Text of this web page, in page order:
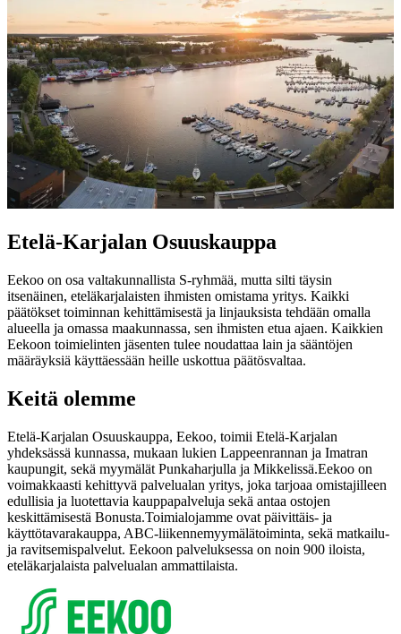
Etelä-Karjalan Osuuskauppa
Eekoo on osa valtakunnallista S-ryhmää, mutta silti täysin
itsenäinen, eteläkarjalaisten ihmisten omistama yritys. Kaikki
päätökset toiminnan kehittämisestä ja linjauksista tehdään omalla
alueella ja omassa maakunnassa, sen ihmisten etua ajaen. Kaikkien
Eekoon toimielinten jäsenten tulee noudattaa lain ja sääntöjen
määräyksiä käyttäessään heille uskottua päätösvaltaa.
Keitä olemme
Etelä-Karjalan Osuuskauppa, Eekoo, toimii Etelä-Karjalan
yhdeksässä kunnassa, mukaan lukien Lappeenrannan ja Imatran
kaupungit, sekä myymälät Punkaharjulla ja Mikkelissä.Eekoo on
voimakkaasti kehittyvä palvelualan yritys, joka tarjoaa omistajilleen
edullisia ja luotettavia kauppapalveluja sekä antaa ostojen
keskittämisestä Bonusta.Toimialojamme ovat päivittäis- ja
käyttötavarakauppa, ABC-liikennemyymälätoiminta, sekä matkailu-
ja ravitsemispalvelut. Eekoon palveluksessa on noin 900 iloista,
eteläkarjalaista palvelualan ammattilaista.